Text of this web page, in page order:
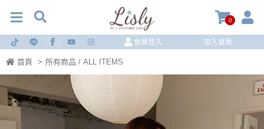
0
會員登入 加入會員
首頁 > 所有商品 / ALL ITEMS